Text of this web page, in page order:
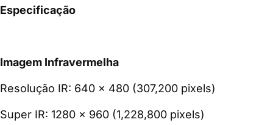
Especificação
Imagem Infravermelha
Resolução IR: 640 x 480 (307,200 pixels)
Super IR: 1280 x 960 (1,228,800 pixels)